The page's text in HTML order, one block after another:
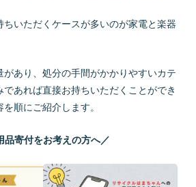
ちいただくケースが多いのが家電と楽器
があり、処分の手間がかかりやすいカテ
あれば直接お持ちいただくことができ
順にご紹介します。
品寄付をお考えの方へ／